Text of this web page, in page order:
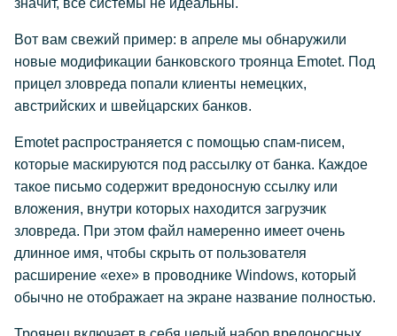
Вот вам свежий пример: в апреле мы обнаружили
новые модификации банковского троянца Emotet. Под
прицел зловреда попали клиенты немецких,
австрийских и швейцарских банков.
Emotet распространяется с помощью спам-писем,
которые маскируются под рассылку от банка. Каждое
такое письмо содержит вредоносную ссылку или
вложения, внутри которых находится загрузчик
зловреда. При этом файл намеренно имеет очень
длинное имя, чтобы скрыть от пользователя
расширение «exe» в проводнике Windows, который
обычно не отображает на экране название полностью.